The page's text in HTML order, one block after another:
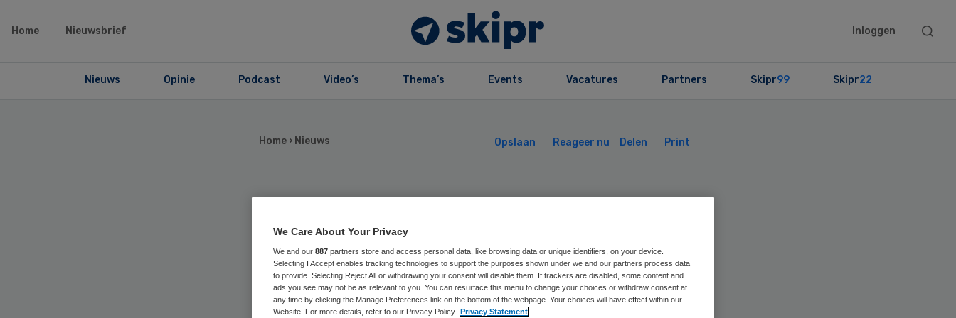
Home Nieuwsbrief Inloggen
Search
Nieuws Opinie Podcast Video’s Thema’s Events Vacatures Partners Skipr99 Skipr22
Home › Nieuws Opslaan Reageer nu Delen Print
Slachtofferhulp
Nederland helpt meer
mensen
We Care About Your Privacy
We and our 887 partners store and access personal data, like browsing data or unique identifiers, on your device.
Selecting I Accept enables tracking technologies to support the purposes shown under we and our partners process data
to provide. Selecting Reject All or withdrawing your consent will disable them. If trackers are disabled, some content and
ads you see may not be as relevant to you. You can resurface this menu to change your choices or withdraw consent at
any time by clicking the Manage Preferences link on the bottom of the webpage. Your choices will have effect within our
Website. For more details, refer to our Privacy Policy. Privacy Statement